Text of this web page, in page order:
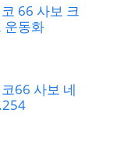
66 사보 크
운동화
66 사보 네